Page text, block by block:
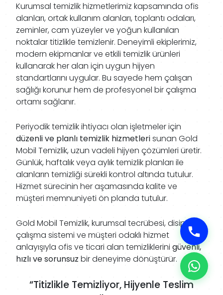
Kurumsal temizlik hizmetlerimiz kapsamında ofis
alanları, ortak kullanım alanları, toplantı odaları,
zeminler, cam yüzeyler ve yoğun kullanılan
noktalar titizlikle temizlenir. Deneyimli ekiplerimiz,
modern ekipmanlar ve etkili temizlik ürünleri
kullanarak her alan için uygun hijyen
standartlarını uygular. Bu sayede hem çalışan
sağlığı korunur hem de profesyonel bir çalışma
ortamı sağlanır.
Periyodik temizlik ihtiyacı olan işletmeler için
düzenli ve planlı temizlik hizmetlerisunan Gold
Mobil Temizlik, uzun vadeli hijyen çözümleri üretir.
Günlük, haftalık veya aylık temizlik planları ile
alanların temizliği sürekli kontrol altında tutulur.
Hizmet sürecinin her aşamasında kalite ve
müşteri memnuniyeti ön planda tutulur.
Gold Mobil Temizlik, kurumsal tecrübesi, disiplinli
çalışma sistemi ve müşteri odaklı hizmet
anlayışıyla ofis ve ticari alan temizliklerini güvenli,
hızlı ve sorunsuz bir deneyime dönüştürür.
“Titizlikle Temizliyor, Hijyenle Teslim